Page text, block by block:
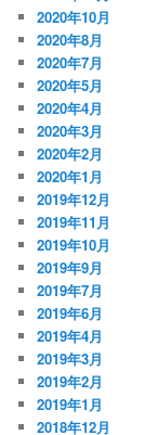
2020年10月
2020年8月
2020年7月
2020年5月
2020年4月
2020年3月
2020年2月
2020年1月
2019年12月
2019年11月
2019年10月
2019年9月
2019年7月
2019年6月
2019年4月
2019年3月
2019年2月
2019年1月
2018年12月